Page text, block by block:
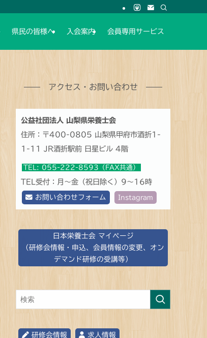
県民の皆様へ 入会案内 会員専用サービス
アクセス・お問い合わせ
公益社団法人 山梨県栄養士会
住所：〒400-0805 山梨県甲府市酒折1-
1-11 JR酒折駅前 日星ビル 4階
TEL: 055-222-8593（FAX共通）
TEL受付：月～金（祝日除く）9～16時
お問い合わせフォーム Instagram
日本栄養士会 マイページ
（研修会情報・申込、会員情報の変更、オン
デマンド研修の受講等）
研修会情報 求人情報